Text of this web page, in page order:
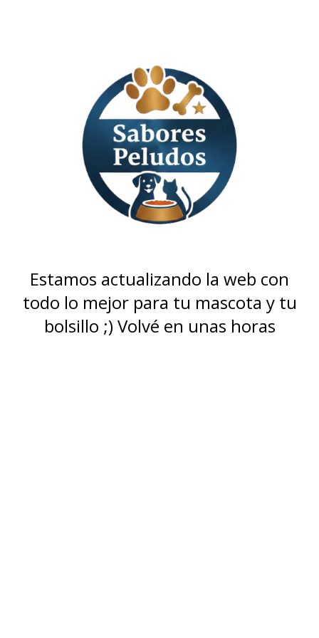
Estamos actualizando la web con
todo lo mejor para tu mascota y tu
bolsillo ;) Volvé en unas horas